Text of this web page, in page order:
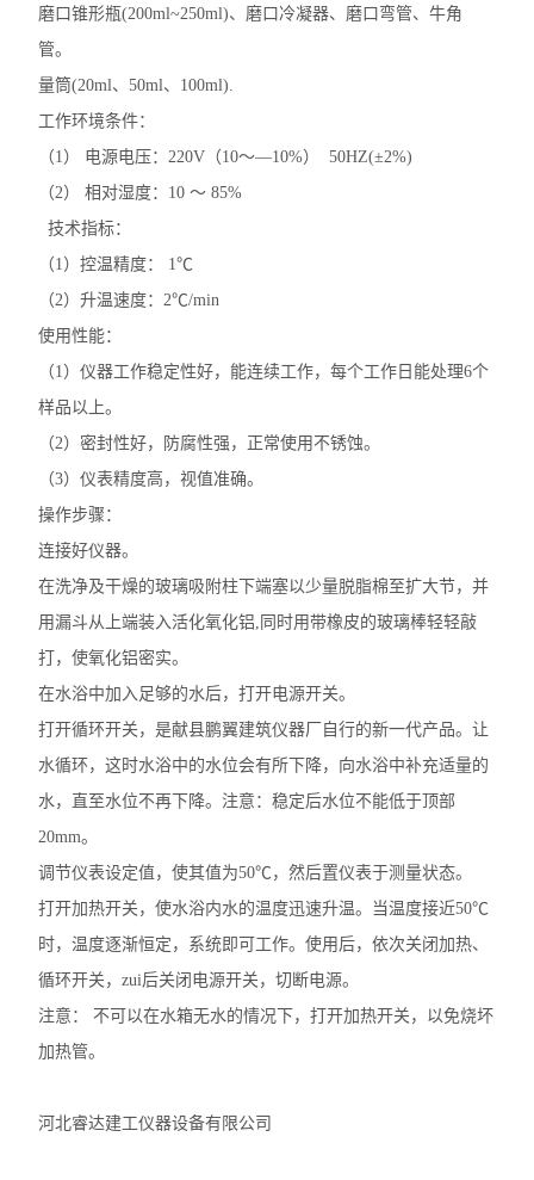
沥青动力粘度试验器
沥青标准粘度计
沥青薄膜烘箱
磨口锥形瓶(200ml~250ml)、磨口冷凝器、磨口弯管、牛角
管。
量筒(20ml、50ml、100ml).
工作环境条件：
（1） 电源电压：220V（10～—10%） 50HZ(±2%)
（2） 相对湿度：10 ～ 85%
技术指标：
（1）控温精度： 1℃
（2）升温速度：2℃/min
使用性能：
（1）仪器工作稳定性好，能连续工作，每个工作日能处理6个
样品以上。
（2）密封性好，防腐性强，正常使用不锈蚀。
（3）仪表精度高，视值准确。
操作步骤：
连接好仪器。
在洗净及干燥的玻璃吸附柱下端塞以少量脱脂棉至扩大节，并
用漏斗从上端装入活化氧化铝,同时用带橡皮的玻璃棒轻轻敲
打，使氧化铝密实。
在水浴中加入足够的水后，打开电源开关。
打开循环开关，是献县鹏翼建筑仪器厂自行的新一代产品。让
水循环，这时水浴中的水位会有所下降，向水浴中补充适量的
水，直至水位不再下降。注意：稳定后水位不能低于顶部
20mm。
调节仪表设定值，使其值为50℃，然后置仪表于测量状态。
打开加热开关，使水浴内水的温度迅速升温。当温度接近50℃
时，温度逐渐恒定，系统即可工作。使用后，依次关闭加热、
循环开关，zui后关闭电源开关，切断电源。
注意： 不可以在水箱无水的情况下，打开加热开关，以免烧坏
加热管。
河北睿达建工仪器设备有限公司